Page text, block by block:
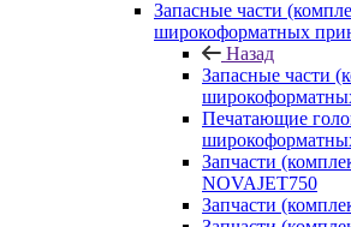
Запасные части
широкоформатных
Назад
Запасные части
Печатающие
Запчасти
NOVAJET750
Запчасти